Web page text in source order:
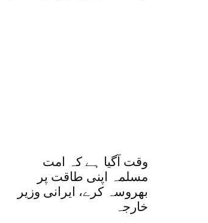
وقت آگیا ہے کہ امت
مسلمہ اپنی طاقت پر
بھروسہ کرے، ایرانی وزیر
خارجہ